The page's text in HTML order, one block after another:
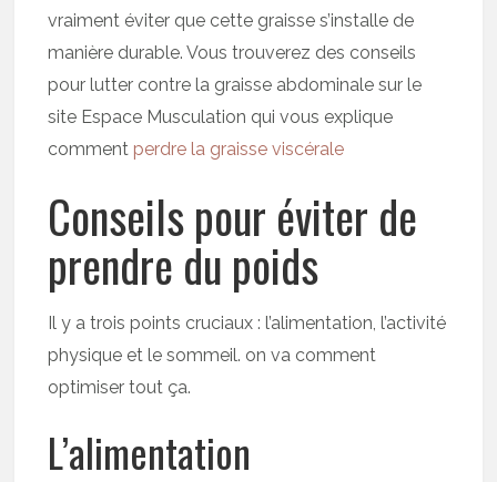
vraiment éviter que cette graisse s’installe de
manière durable. Vous trouverez des conseils
pour lutter contre la graisse abdominale sur le
site Espace Musculation qui vous explique
comment perdre la graisse viscérale
Conseils pour éviter de
prendre du poids
Il y a trois points cruciaux : l’alimentation, l’activité
physique et le sommeil. on va comment
optimiser tout ça.
L’alimentation